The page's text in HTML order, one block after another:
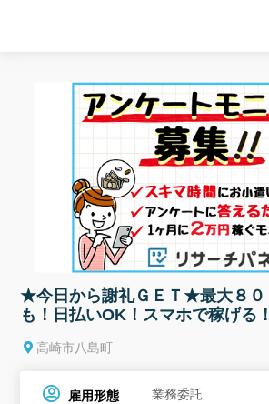
★今日から謝礼ＧＥＴ★最大８０
も！日払いOK！スマホで稼げる！
高崎市八島町
雇用形態 業務委託